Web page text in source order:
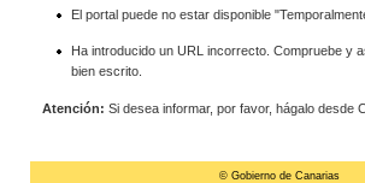
El portal puede no estar disponible
Ha introducido un URL incorrecto. Compruebe y
bien escrito.
Atención: Si desea informar, por favor, hágalo desde
© Gobierno de Canarias